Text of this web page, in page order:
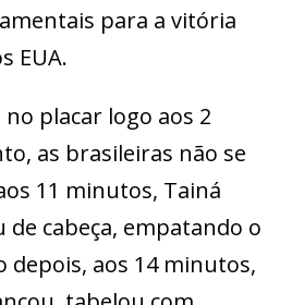
para a vitória
EUA.
placar logo aos 2
as brasileiras não se
11 minutos, Tainá
cabeça, empatando o
depois, aos 14 minutos,